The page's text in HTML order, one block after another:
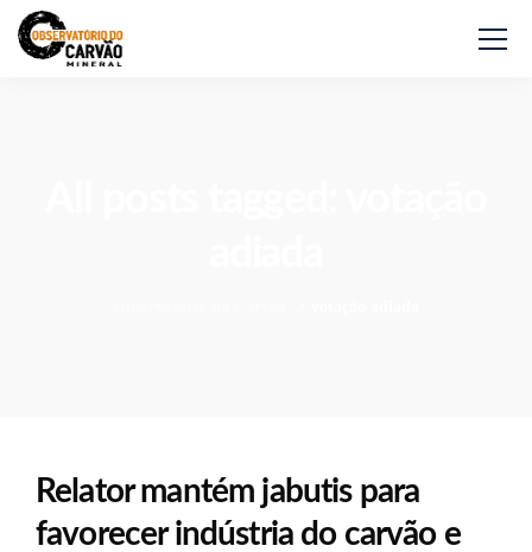
Relator mantém jabutis para
favorecer indústria do carvão e